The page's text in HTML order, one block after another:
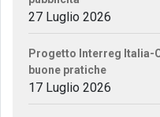
27 Luglio 2026
Progetto Interreg Italia-
buone pratiche
17 Luglio 2026